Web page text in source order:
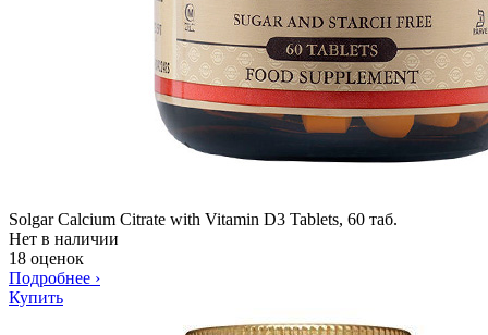
Solgar Calcium Citrate with Vitamin D3 Tablets, 60 таб.
Нет в наличии
18 оценок
Подробнее ›
Купить